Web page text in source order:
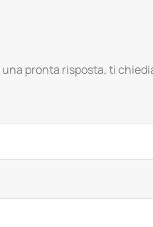
pronta risposta, ti